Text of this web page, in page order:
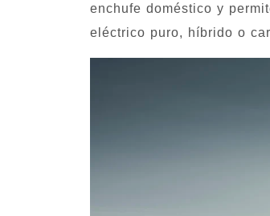
enchufe doméstico y
eléctrico puro, híbrido o